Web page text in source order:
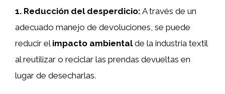
1. Reducción del desperdicio: A través de un
adecuado manejo de devoluciones, se puede
reducir el impacto ambientalde la industria textil
al reutilizar o reciclar las prendas devueltas en
lugar de desecharlas.